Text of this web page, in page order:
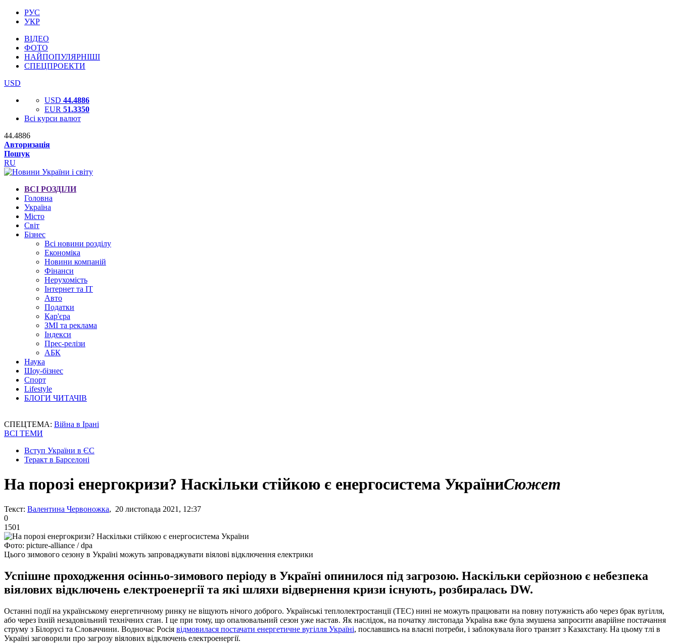
РУС
УКР
ВІДЕО
ФОТО
НАЙПОПУЛЯРНІШІ
СПЕЦПРОЕКТИ
USD
USD 44.4886
EUR 51.3350
Всі курси валют
44.4886
Авторизація
Пошук
RU
ВСІ РОЗДІЛИ
Головна
Україна
Місто
Світ
Бізнес
Всі новини розділу
Економіка
Новини компаній
Фінанси
Нерухомість
Інтернет та IT
Авто
Податки
Кар'єра
ЗМІ та реклама
Індекси
Прес-релізи
АБК
Наука
Шоу-бізнес
Спорт
Lifestyle
БЛОГИ ЧИТАЧІВ
СПЕЦТЕМА: Війна в Ірані
ВСІ ТЕМИ
Вступ України в ЄС
Теракт в Барселоні
На порозі енергокризи? Наскільки стійкою є енергосистема УкраїниСюжет
Текст: Валентина Червоножка, 20 листопада 2021, 12:37
0
1501
Фото: picture-alliance / dpa
Цього зимового сезону в Україні можуть запроваджувати віялові відключення електрики
Успішне проходження осінньо-зимового періоду в Україні опинилося під загрозою. Наскільки серйозною є небезпека
віялових відключень електроенергії та які шляхи відвернення кризи існують, розбиралась DW.
Останні події на українському енергетичному ринку не віщують нічого доброго. Українські теплолектростанції (ТЕС) нині не можуть працювати на повну потужність або через брак вугілля,
або через їхній незадовільний технічних стан. І це при тому, що опалювальний сезон уже настав. Як наслідок, на початку листопада Україна вже була змушена запросити аварійне постачання
струму з Білорусі та Словаччини. Водночас Росія відмовилася постачати енергетичне вугілля Україні, пославшись на власні потреби, і заблокувала його транзит з Казахстану. На цьому тлі в
Україні заговорили про загрозу віялових відключень електроенергії.